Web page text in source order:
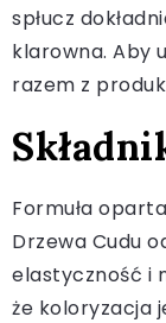
spłucz
klarowna. Aby
razem z
Formuła
Drzewa Cudu
elastyczność i
że koloryzacja